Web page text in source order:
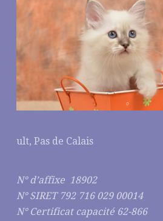
ult, Pas de Calais
N° d’affixe 18902
N° SIRET 792 716 029 00014
N° Certificat capacité 62-866